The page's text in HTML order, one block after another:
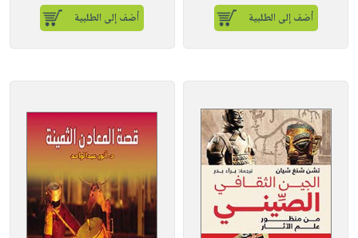
أضف إلى الطلبية أضف إلى الطلبية